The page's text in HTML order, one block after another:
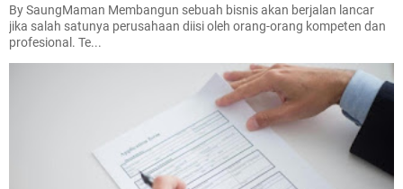
By SaungMaman Membangun sebuah bisnis akan berjalan lancar
jika salah satunya perusahaan diisi oleh orang-orang kompeten dan
profesional. Te...